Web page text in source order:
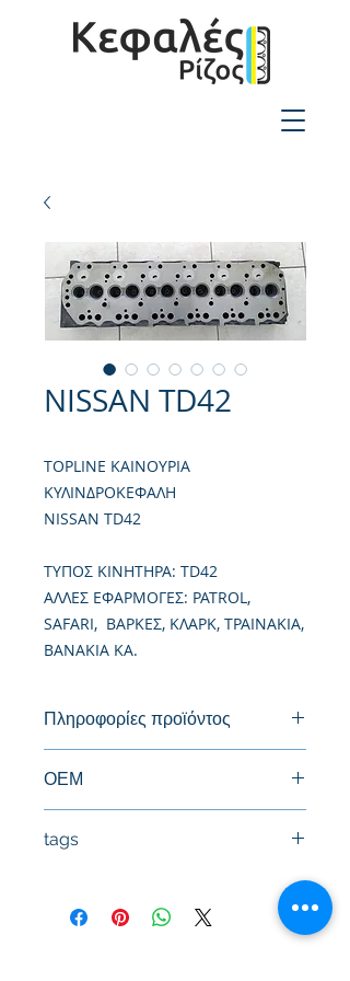
NISSAN TD42
TOPLINE ΚΑΙΝΟΥΡΙΑ
ΚΥΛΙΝΔΡΟΚΕΦΑΛΗ
NISSAN TD42
ΤΥΠΟΣ ΚΙΝΗΤΗΡΑ: TD42
ΑΛΛΕΣ ΕΦΑΡΜΟΓΕΣ: PATROL,
SAFARI, ΒΑΡΚΕΣ, ΚΛΑΡΚ, ΤΡΑΙΝΑΚΙΑ,
ΒΑΝΑΚΙΑ ΚΑ.
Πληροφορίες προϊόντος
ΟΕΜ
tags
#Κυλινδροκεφαλή #Κεφαλάρι
#TPTOPLINE